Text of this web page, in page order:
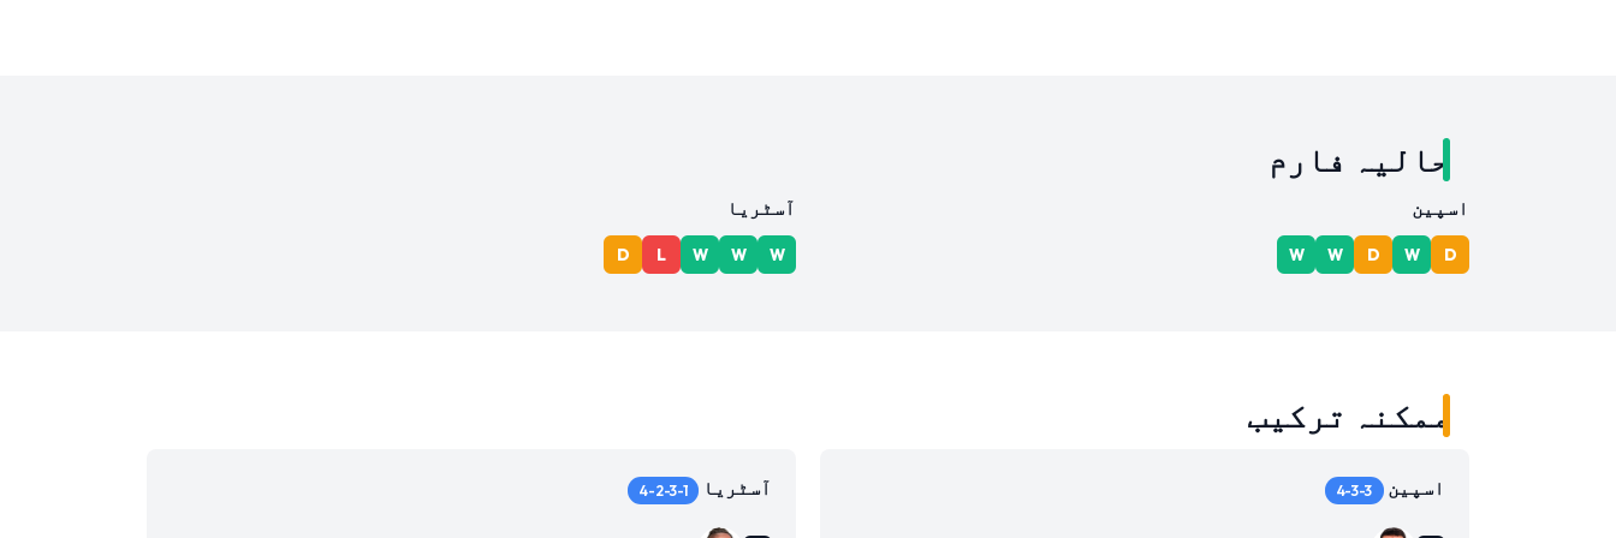
حالیہ فارم
اسپین
D
W
D
W
W
آسٹریا
W
W
W
L
D
ممکنہ ترکیب
اسپین 4-3-3 آسٹریا 4-2-3-1